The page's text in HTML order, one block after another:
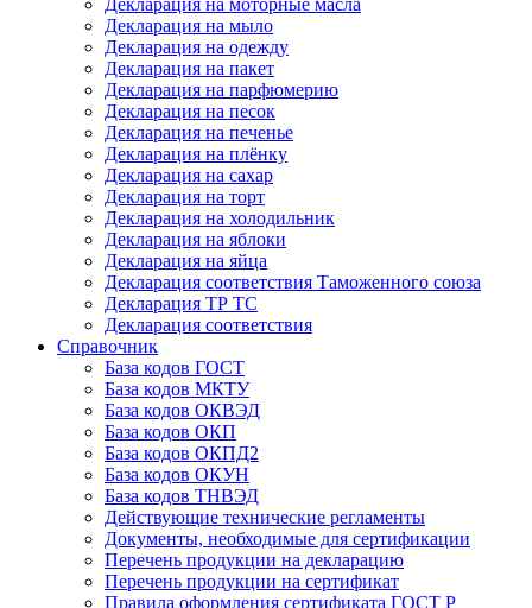
Декларация на моторные масла
Декларация на мыло
Декларация на одежду
Декларация на пакет
Декларация на парфюмерию
Декларация на песок
Декларация на печенье
Декларация на плёнку
Декларация на сахар
Декларация на торт
Декларация на холодильник
Декларация на яблоки
Декларация на яйца
Декларация соответствия Таможенного союза
Декларация ТР ТС
Декларация соответствия
Справочник
База кодов ГОСТ
База кодов МКТУ
База кодов ОКВЭД
База кодов ОКП
База кодов ОКПД2
База кодов ОКУН
База кодов ТНВЭД
Действующие технические регламенты
Документы, необходимые для сертификации
Перечень продукции на декларацию
Перечень продукции на сертификат
Правила оформления сертификата ГОСТ Р